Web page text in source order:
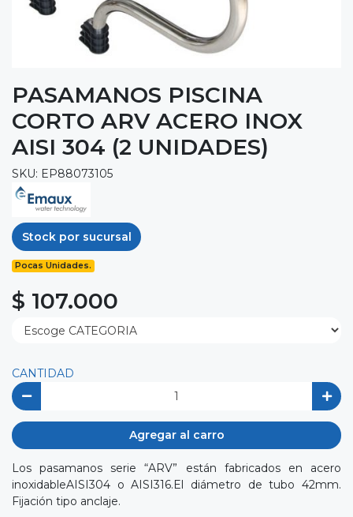
PASAMANOS PISCINA
CORTO ARV ACERO INOX
AISI 304 (2 UNIDADES)
SKU: EP88073105
Stock por sucursal
Pocas Unidades.
$ 107.000
CANTIDAD
Agregar al carro
Los pasamanos serie “ARV” están fabricados en acero
inoxidableAISI304 o AISI316.El diámetro de tubo 42mm.
Fijación tipo anclaje.